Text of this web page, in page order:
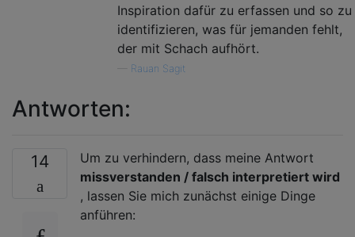
Inspiration dafür zu erfassen und so zu
identifizieren, was für jemanden fehlt,
der mit Schach aufhört.
Rauan Sagit
Antworten:
14
Um zu verhindern, dass meine Antwort
missverstanden / falsch interpretiert wird
, lassen Sie mich zunächst einige Dinge
anführen: